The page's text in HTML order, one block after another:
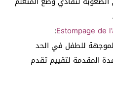
:
للطفل في الحد
المقدمة لتقييم تقدم